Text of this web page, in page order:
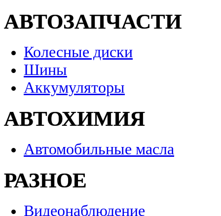
АВТОЗАПЧАСТИ
Колесные диски
Шины
Аккумуляторы
АВТОХИМИЯ
Автомобильные масла
РАЗНОЕ
Видеонаблюдение